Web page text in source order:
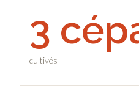
3
cultivés